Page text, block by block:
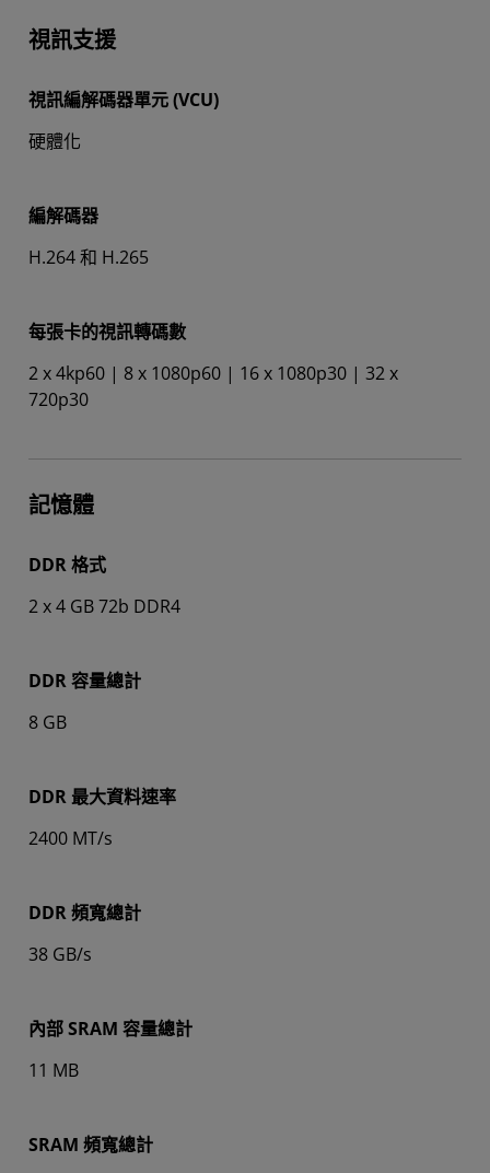
視訊支援
視訊編解碼器單元 (VCU)
硬體化
編解碼器
H.264 和 H.265
每張卡的視訊轉碼數
2 x 4kp60 | 8 x 1080p60 | 16 x 1080p30 | 32 x
720p30
記憶體
DDR 格式
2 x 4 GB 72b DDR4
DDR 容量總計
8 GB
DDR 最大資料速率
2400 MT/s
DDR 頻寬總計
38 GB/s
內部 SRAM 容量總計
11 MB
SRAM 頻寬總計